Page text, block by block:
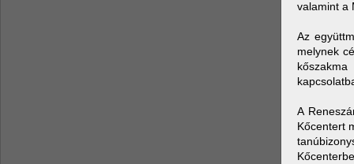
valamint a
Az
melynek
A
Kőcentert